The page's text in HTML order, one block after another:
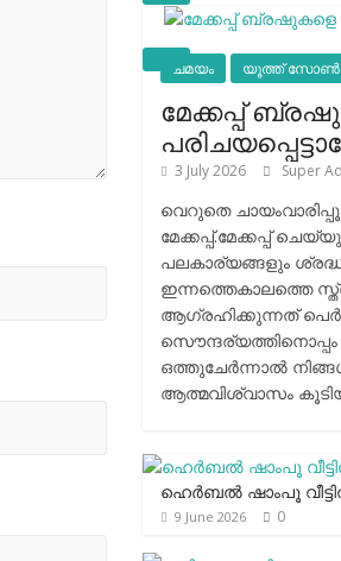
ചമയം യൂത്ത് സോൺ
മേക്കപ്പ്
3 July 2026 Super
വെറുതെ
മേക്കപ്പ്.മേക്കപ്പ്
പലകാര്യങ്ങളും
ഇന്നത്തെകാലത്തെ
ആഗ്രഹിക്കുന്നത്
ഒത്തുചേര്‍ന്നാല്‍
ആത്മവിശ്വാസം
ഹെര്‍ബല്‍ ഷാംപൂ
9 June 2026 0